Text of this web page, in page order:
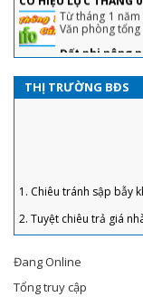
Đất phi nông
Đất phi nông
xây nhà không?
hoặc tổ chức
đất ở để đem lại hiệu
Kích thước quầy bar
Cách đọc bản
là điều rất khó
Cây xanh rất
vậy, vẫn có một
THỊ TRƯỜNG BĐS
2. Tuyệt chiêu trả giá
3. Chiêu bán nhà không
nhanh
4. Sai lầm để đời khiến
5. “Bỏng tay” với giá
Đang Online
Tổng truy cập